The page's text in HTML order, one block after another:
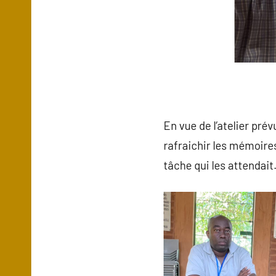
En vue de l’atelier
rafraichir les
tâche qui les attendait.